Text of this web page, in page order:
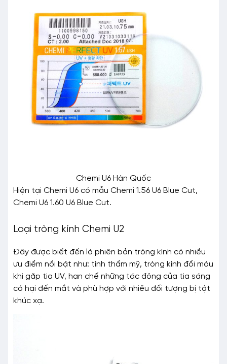
Chemi U6 Hàn Quốc
Hiện tại Chemi U6 có mẫu Chemi 1.56 U6 Blue Cut,
Chemi U6 1.60 U6 Blue Cut.
Loại tròng kính Chemi U2
Đây được biết đến là phiên bản tròng kính có nhiều
ưu điểm nổi bật như: tính thẩm mỹ, tròng kính đổi màu
khi gặp tia UV, hạn chế những tác động của tia sáng
có hại đến mắt và phù hợp với nhiều đối tượng bị tật
khúc xạ.